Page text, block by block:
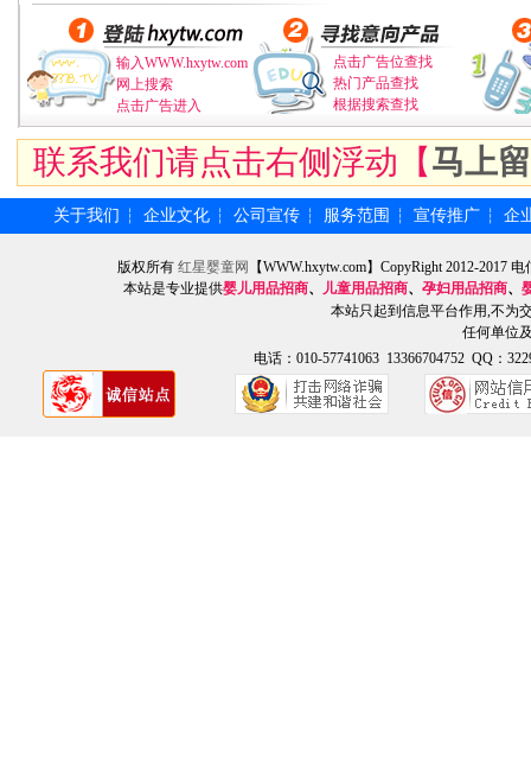
输入WWW.hxytw.com
网上搜索
点击广告进入
点击广告位查找
热门产品查找
根据搜索查找
联系我们请点击右侧浮动【马上
关于我们 ┆ 企业文化 ┆ 公司宣传 ┆ 服务范围 ┆ 宣传推广 ┆ 企
版权所有 红星婴童网
【WWW.hxytw.com】CopyRight 2012-2017
本站是专业提供婴儿用品招商、 儿童用品招商、 孕妇用品招商、
本站只起到信息平台作用,不为
任何单位
电话：010-57741063 13366704752 QQ：